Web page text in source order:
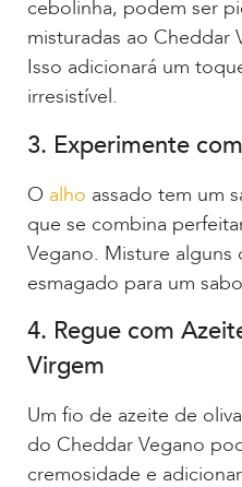
cebolinha, podem ser
misturadas ao Cheddar
Isso adicionará um
irresistível.
3. Experimente
O alho assado tem um
que se combina
Vegano. Misture alguns
esmagado para um
4. Regue com
Virgem
Um fio de azeite de
do Cheddar Vegano
cremosidade e